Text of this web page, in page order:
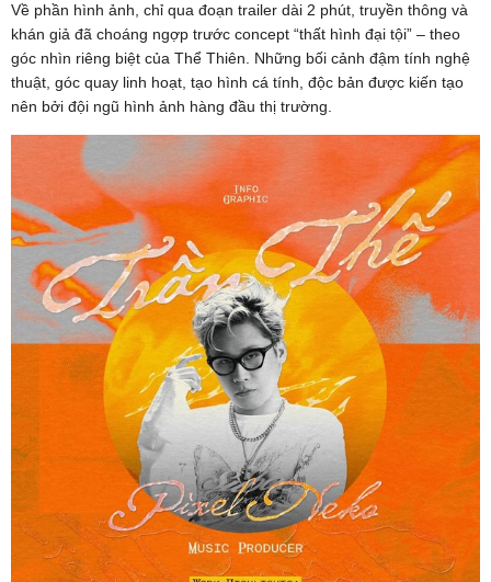
Về phần hình ảnh, chỉ qua đoạn trailer dài 2 phút, truyền thông và
khán giả đã choáng ngợp trước concept “thất hình đại tội” – theo
góc nhìn riêng biệt của Thể Thiên. Những bối cảnh đậm tính nghệ
thuật, góc quay linh hoạt, tạo hình cá tính, độc bản được kiến tạo
nên bởi đội ngũ hình ảnh hàng đầu thị trường.